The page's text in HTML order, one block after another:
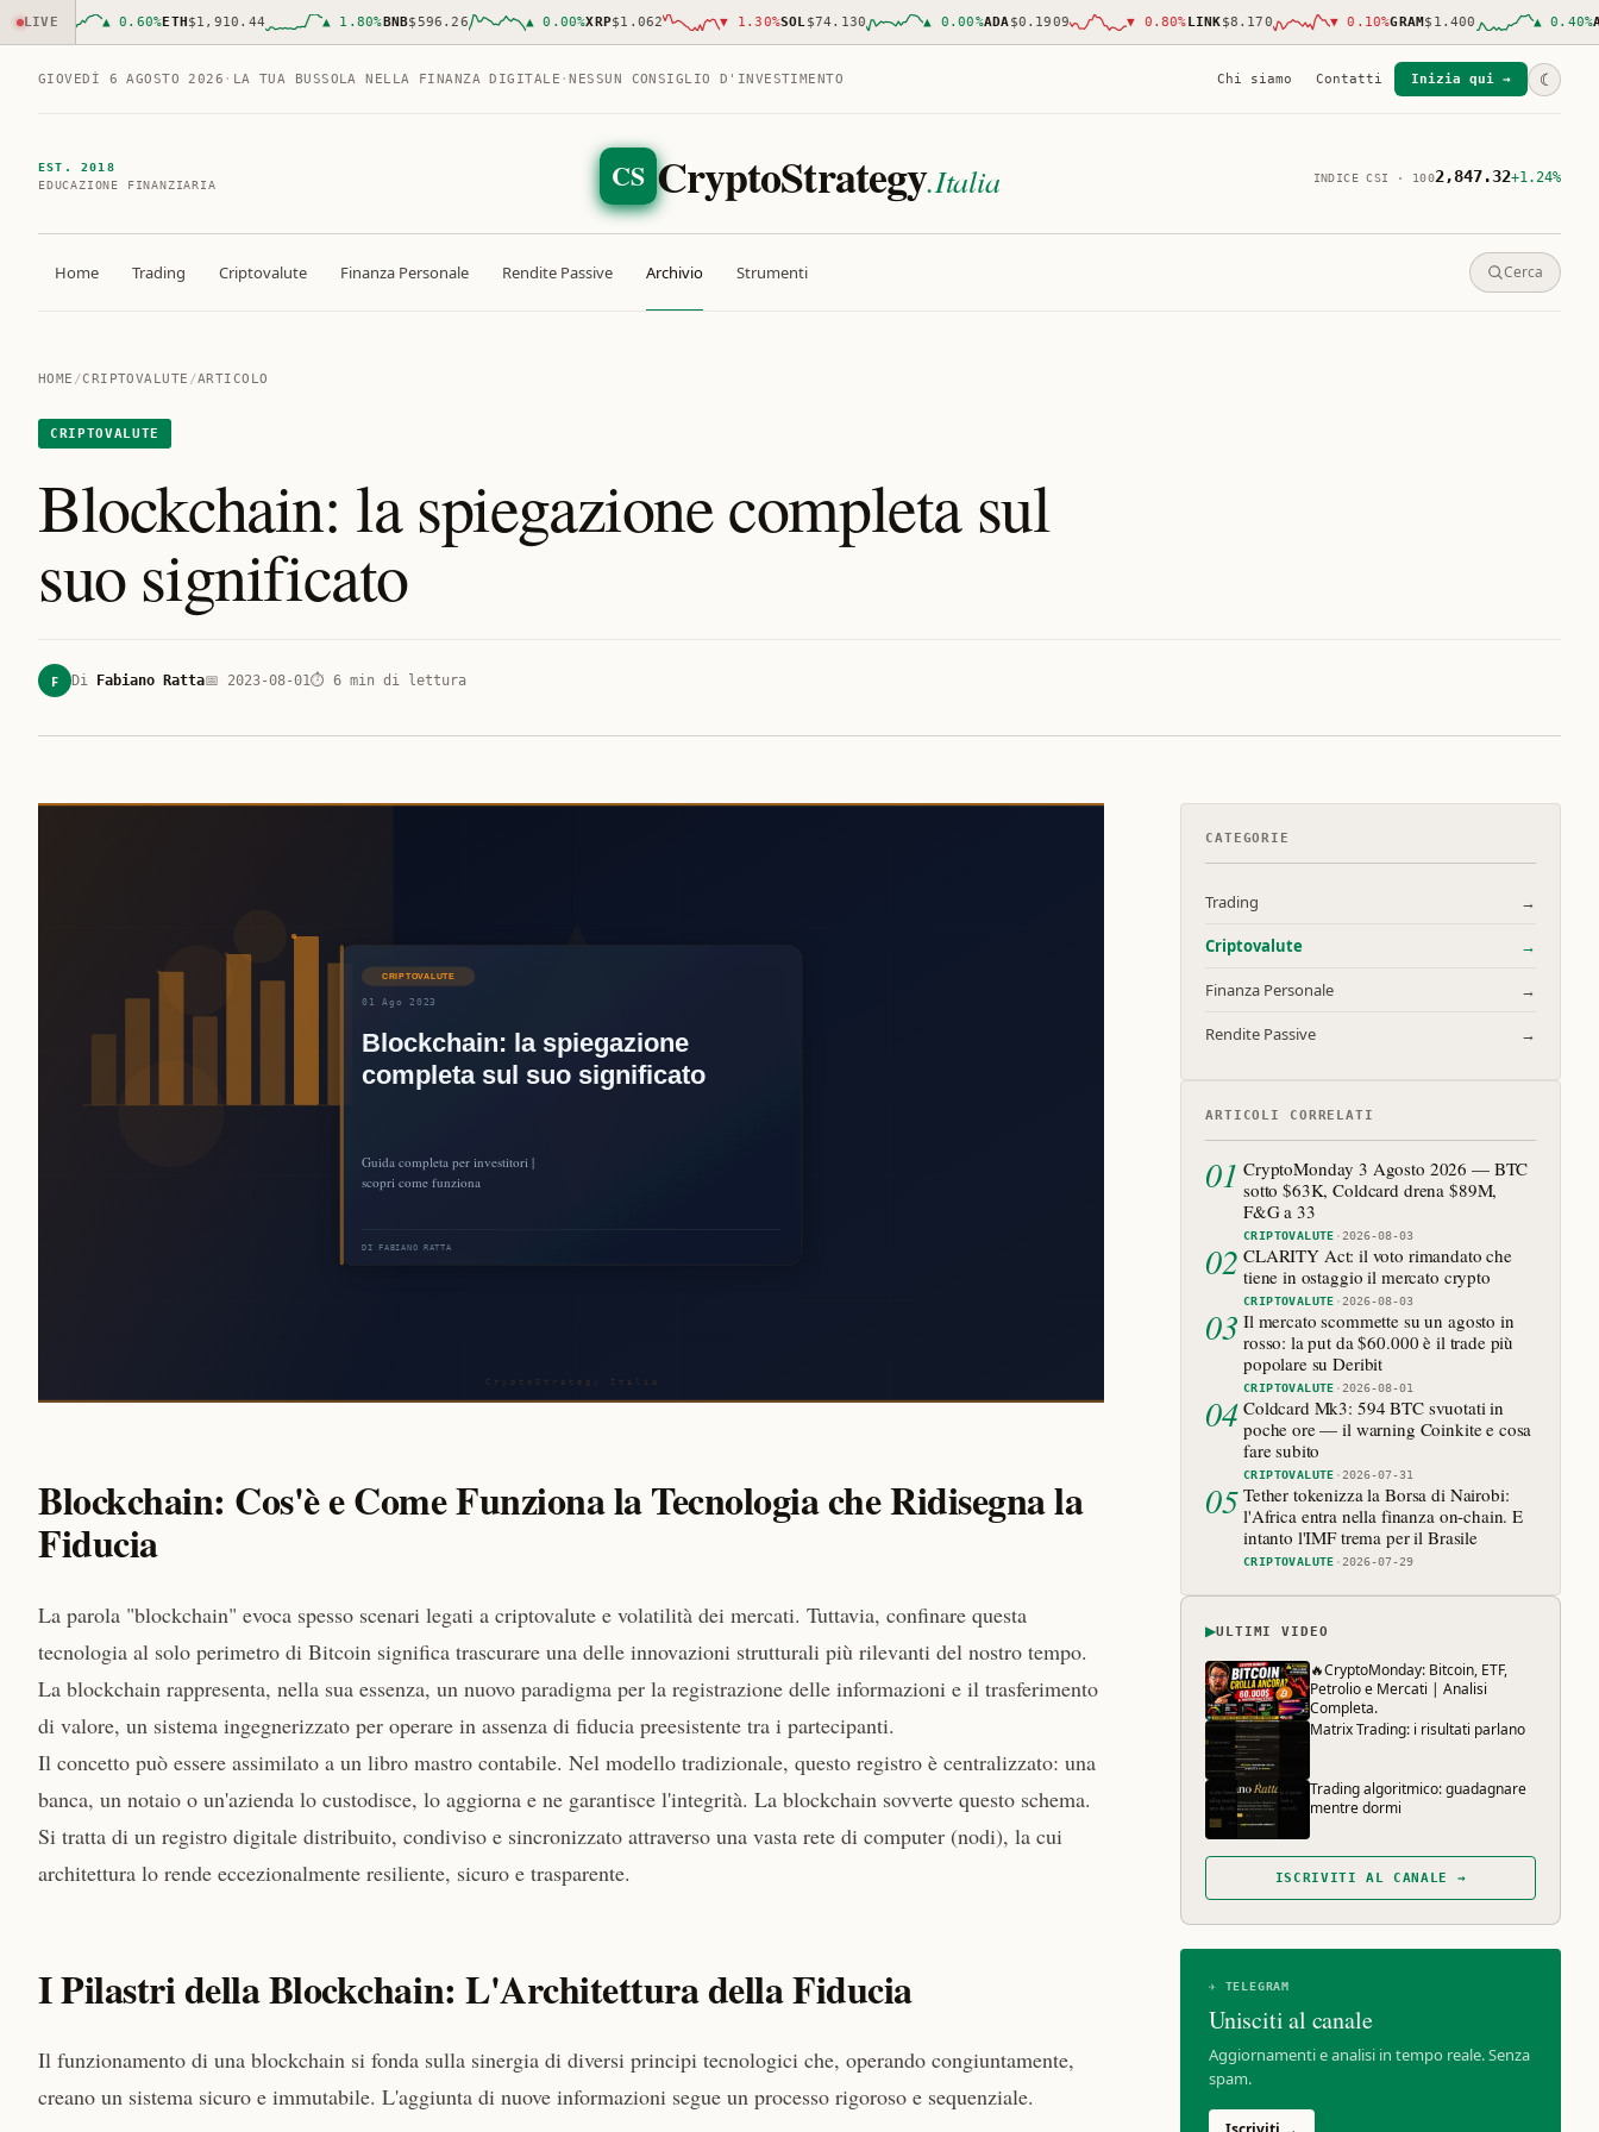
LIVE ▲ 0.60% ETH$1,910.44 ▲ 1.80% BNB$596.26 ▲ 0.00% XRP$1.062 ▼ 1.30% SOL$74.130 ▲ 0.00% ADA$0.1909 ▼ 0.80% LINK$8.170 ▼ 0.10% GRAM$1.400 ▲ 0.40% AVAX
GIOVEDÌ 6 AGOSTO 2026 · LA TUA BUSSOLA NELLA FINANZA DIGITALE ·NESSUN CONSIGLIO D'INVESTIMENTO Chi siamo Contatti Inizia qui → ☾
EST. 2018
EDUCAZIONE FINANZIARIA
CS CryptoStrategy.Italia INDICE CSI · 1002,847.32+1.24%
Home Trading Criptovalute Finanza Personale Rendite Passive Archivio Strumenti Cerca
HOME /CRIPTOVALUTE /ARTICOLO
CRIPTOVALUTE
Blockchain: la spiegazione completa sul
suo significato
F Di Fabiano Ratta📅 2023-08-01⏱ 6 min di lettura
Blockchain: Cos'è e Come Funziona la Tecnologia che Ridisegna la
Fiducia
La parola "blockchain" evoca spesso scenari legati a criptovalute e volatilità dei mercati. Tuttavia, confinare questa
tecnologia al solo perimetro di Bitcoin significa trascurare una delle innovazioni strutturali più rilevanti del nostro tempo.
La blockchain rappresenta, nella sua essenza, un nuovo paradigma per la registrazione delle informazioni e il trasferimento
di valore, un sistema ingegnerizzato per operare in assenza di fiducia preesistente tra i partecipanti.
Il concetto può essere assimilato a un libro mastro contabile. Nel modello tradizionale, questo registro è centralizzato: una
banca, un notaio o un'azienda lo custodisce, lo aggiorna e ne garantisce l'integrità. La blockchain sovverte questo schema.
Si tratta di un registro digitale distribuito, condiviso e sincronizzato attraverso una vasta rete di computer (nodi), la cui
architettura lo rende eccezionalmente resiliente, sicuro e trasparente.
I Pilastri della Blockchain: L'Architettura della Fiducia
Il funzionamento di una blockchain si fonda sulla sinergia di diversi principi tecnologici che, operando congiuntamente,
creano un sistema sicuro e immutabile. L'aggiunta di nuove informazioni segue un processo rigoroso e sequenziale.
CATEGORIE
Trading →
Criptovalute →
Finanza Personale →
Rendite Passive →
ARTICOLI CORRELATI
01 CryptoMonday 3 Agosto 2026 — BTC
sotto $63K, Coldcard drena $89M,
F&G a 33
CRIPTOVALUTE ·2026-08-03
02 CLARITY Act: il voto rimandato che
tiene in ostaggio il mercato crypto
CRIPTOVALUTE ·2026-08-03
03 Il mercato scommette su un agosto in
rosso: la put da $60.000 è il trade più
popolare su Deribit
CRIPTOVALUTE ·2026-08-01
04 Coldcard Mk3: 594 BTC svuotati in
poche ore — il warning Coinkite e cosa
fare subito
CRIPTOVALUTE ·2026-07-31
05 Tether tokenizza la Borsa di Nairobi:
l'Africa entra nella finanza on-chain. E
intanto l'IMF trema per il Brasile
CRIPTOVALUTE ·2026-07-29
▶ULTIMI VIDEO
🔥CryptoMonday: Bitcoin, ETF,
Petrolio e Mercati | Analisi
Completa.
Matrix Trading: i risultati parlano
Trading algoritmico: guadagnare
mentre dormi
ISCRIVITI AL CANALE →
✈ TELEGRAM
Unisciti al canale
Aggiornamenti e analisi in tempo reale. Senza
spam.